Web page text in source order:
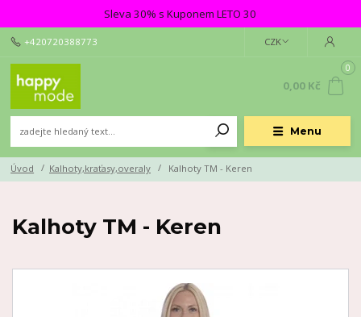
Sleva 30% s Kuponem LETO 30
Menu
CZK
+420720388773
0
0,00 Kč
Úvod Kalhoty,kraťasy,overaly Kalhoty TM - Keren
Kalhoty TM - Keren